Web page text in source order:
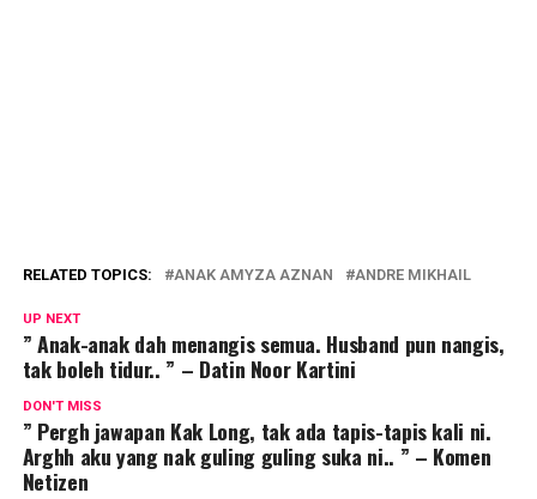
RELATED TOPICS: ANAK AMYZA AZNAN ANDRE MIKHAIL
UP NEXT
” Anak-anak dah menangis semua. Husband pun nangis,
tak boleh tidur.. ” – Datin Noor Kartini
DON'T MISS
” Pergh jawapan Kak Long, tak ada tapis-tapis kali ni.
Arghh aku yang nak guling guling suka ni.. ” – Komen
Netizen